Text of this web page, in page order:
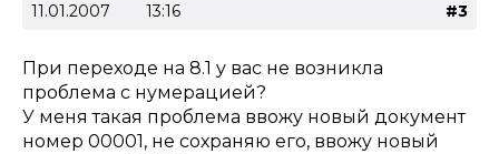
11.01.2007 13:16 #3
При переходе на 8.1 у вас не возникла
проблема с нумерацией?
У меня такая проблема ввожу новый документ
номер 00001, не сохраняю его, ввожу новый